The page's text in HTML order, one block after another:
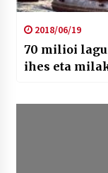
2018/06/19
70 milioi
ihes eta